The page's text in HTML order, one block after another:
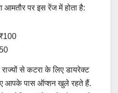
आमतौर पर इस रेंज में होता है:
से कटरा के लिए डायरेक्ट
आपके पास ऑप्शन खुले रहते हैं.